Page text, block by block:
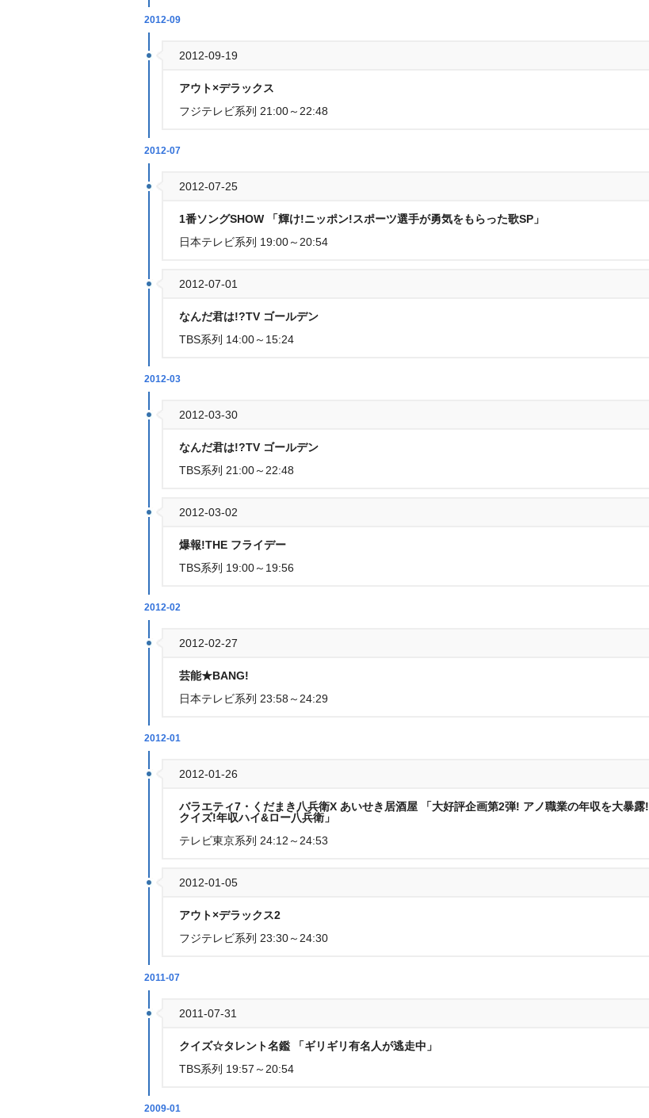
2012-09
2012-09-19
アウト×デラックス
フジテレビ系列 21:00～22:48
2012-07
2012-07-25
1番ソングSHOW 「輝け!ニッポン!スポーツ選手が勇気をもらった歌SP」
日本テレビ系列 19:00～20:54
2012-07-01
なんだ君は!?TV ゴールデン
TBS系列 14:00～15:24
2012-03
2012-03-30
なんだ君は!?TV ゴールデン
TBS系列 21:00～22:48
2012-03-02
爆報!THE フライデー
TBS系列 19:00～19:56
2012-02
2012-02-27
芸能★BANG!
日本テレビ系列 23:58～24:29
2012-01
2012-01-26
バラエティ7・くだまき八兵衛X あいせき居酒屋 「大好評企画第2弾! アノ職業の年収を大暴露!
クイズ!年収ハイ&ロー八兵衛」
テレビ東京系列 24:12～24:53
2012-01-05
アウト×デラックス2
フジテレビ系列 23:30～24:30
2011-07
2011-07-31
クイズ☆タレント名鑑 「ギリギリ有名人が逃走中」
TBS系列 19:57～20:54
2009-01